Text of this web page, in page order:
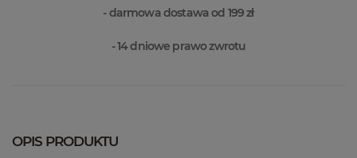
- darmowa dostawa od 199 zł
- 14 dniowe prawo zwrotu
OPIS PRODUKTU